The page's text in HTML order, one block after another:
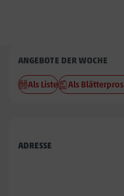
Penny
Hegeneck
ANGEBOTE DER WOCHE
Als Liste Als
ADRESSE